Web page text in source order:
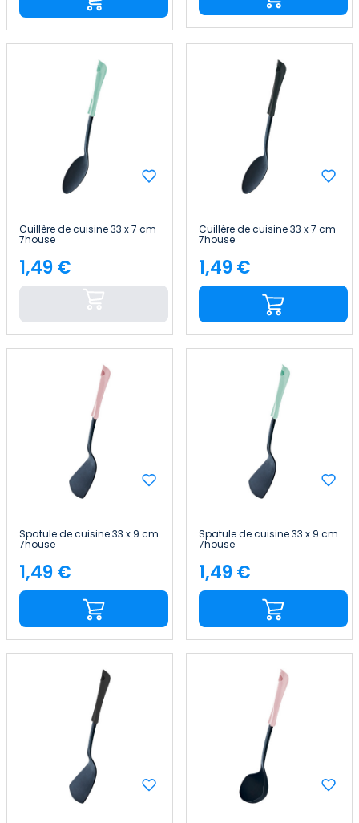
Cuillère de cuisine 33 x 7 cm
7house
Price
1,49 €
Cuillère de cuisine 33 x 7 cm
7house
Price
1,49 €
Spatule de cuisine 33 x 9 cm
7house
Price
1,49 €
Spatule de cuisine 33 x 9 cm
7house
Price
1,49 €